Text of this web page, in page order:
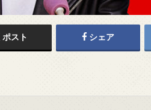
ポスト シェア